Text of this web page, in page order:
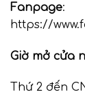
Fanpage:
https://
Giờ mở cửa
Thứ 2 đến